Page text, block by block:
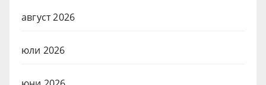
август 2026
юли 2026